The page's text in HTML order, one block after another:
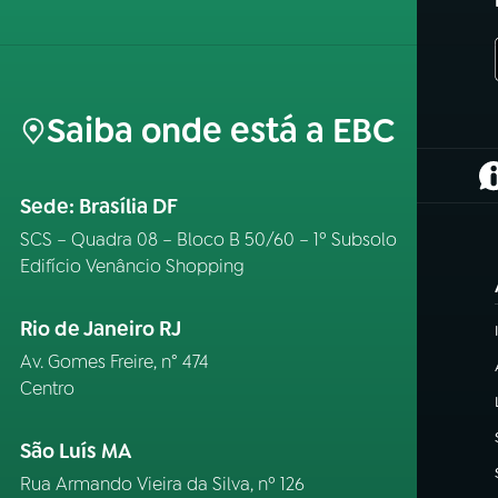
Saiba onde está a EBC
Sede: Brasília DF
SCS – Quadra 08 – Bloco B 50/60 – 1º Subsolo
Edifício Venâncio Shopping
Rio de Janeiro RJ
Av. Gomes Freire, n° 474
Centro
São Luís MA
Rua Armando Vieira da Silva, nº 126